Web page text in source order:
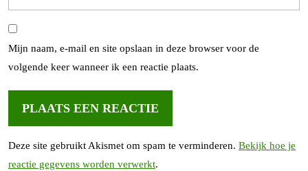
Mijn naam, e-mail en site opslaan in deze browser voor de
volgende keer wanneer ik een reactie plaats.
Deze site gebruikt Akismet om spam te verminderen. Bekijk hoe je
reactie gegevens worden verwerkt.